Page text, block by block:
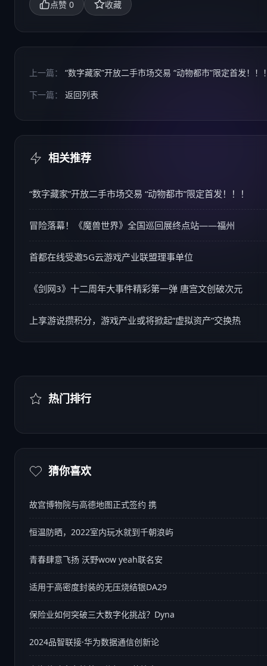
点赞 0 收藏
上一篇：
“数字藏家”开放二手市场交易 “动物都市”限定首发！！
下一篇：
返回列表
相关推荐
“数字藏家”开放二手市场交易 “动物都市”限定首发！！！
冒险落幕！《魔兽世界》全国巡回展终点站——福州
首都在线受邀5G云游戏产业联盟理事单位
《剑网3》十二周年大事件精彩第一弹 唐宫文创破次元
上享游说攒积分，游戏产业或将掀起“虚拟资产”交换热
热门排行
猜你喜欢
故宫博物院与高德地图正式签约 携
恒温防晒，2022室内玩水就到千朝浪屿
青春肆意飞扬 沃野wow yeah联名安
适用于高密度封装的无压烧结银DA29
保险业如何突破三大数字化挑战？Dyna
2024品智联接·华为数据通信创新论